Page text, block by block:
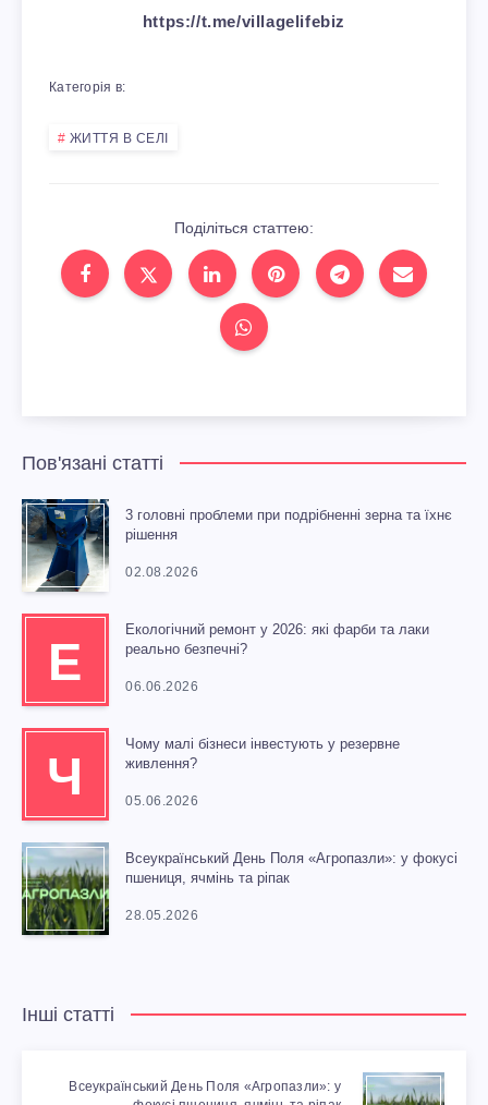
https://t.me/villagelifebiz
Категорія в:
ЖИТТЯ В СЕЛІ
Поділіться статтею:
Пов'язані статті
3 головні проблеми при подрібненні зерна та їхнє
рішення
02.08.2026
Е
Екологічний ремонт у 2026: які фарби та лаки
реально безпечні?
06.06.2026
Ч
Чому малі бізнеси інвестують у резервне
живлення?
05.06.2026
Всеукраїнський День Поля «Агропазли»: у фокусі
пшениця, ячмінь та ріпак
28.05.2026
Інші статті
Всеукраїнський День Поля «Агропазли»: у